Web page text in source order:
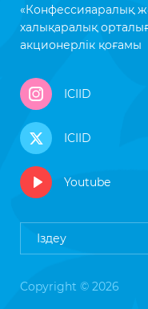
«Конфессияаралық
халықаралық
акционерлік қоғамы
ICIID
ICIID
Youtube
Copyright © 2026